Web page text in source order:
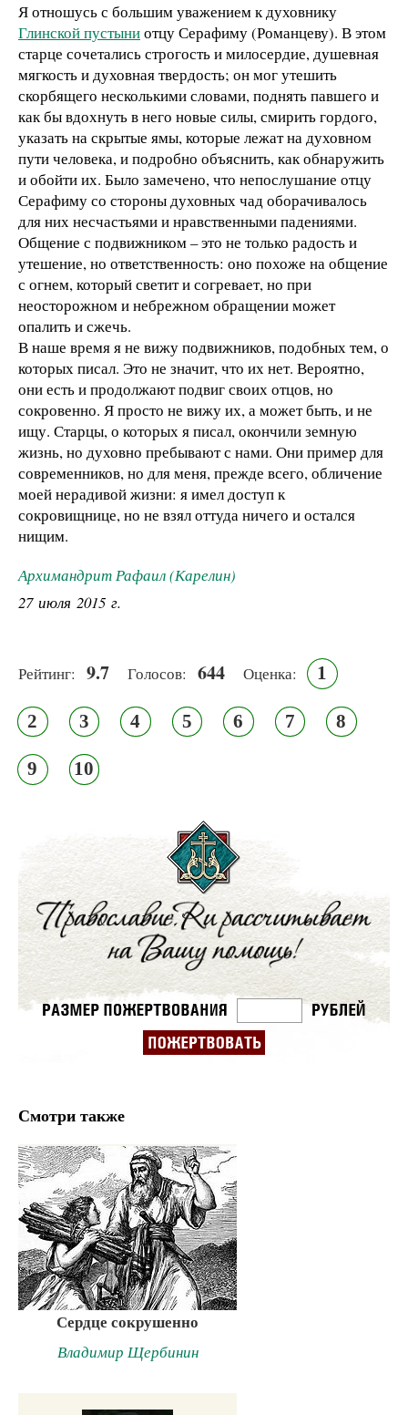
Я отношусь с большим уважением к духовнику
Глинской пустыниотцу Серафиму (Романцеву). В этом
старце сочетались строгость и милосердие, душевная
мягкость и духовная твердость; он мог утешить
скорбящего несколькими словами, поднять павшего и
как бы вдохнуть в него новые силы, смирить гордого,
указать на скрытые ямы, которые лежат на духовном
пути человека, и подробно объяснить, как обнаружить
и обойти их. Было замечено, что непослушание отцу
Серафиму со стороны духовных чад оборачивалось
для них несчастьями и нравственными падениями.
Общение с подвижником – это не только радость и
утешение, но ответственность: оно похоже на общение
с огнем, который светит и согревает, но при
неосторожном и небрежном обращении может
опалить и сжечь.
В наше время я не вижу подвижников, подобных тем, о
которых писал. Это не значит, что их нет. Вероятно,
они есть и продолжают подвиг своих отцов, но
сокровенно. Я просто не вижу их, а может быть, и не
ищу. Старцы, о которых я писал, окончили земную
жизнь, но духовно пребывают с нами. Они пример для
современников, но для меня, прежде всего, обличение
моей нерадивой жизни: я имел доступ к
сокровищнице, но не взял оттуда ничего и остался
нищим.
Архимандрит Рафаил (Карелин)
27 июля 2015 г.
Рейтинг: 9.7 Голосов: 644 Оценка: 1
2 3 4 5 6 7 8
9 10
Смотри также
Сердце сокрушенно
Владимир Щербинин